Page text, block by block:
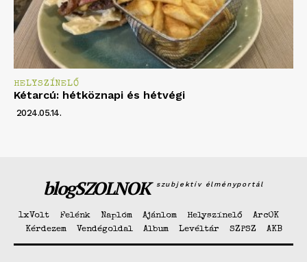
HELYSZÍNELŐ
Kétarcú: hétköznapi és hétvégi
2024.05.14.
blogSZOLNOK szubjektív élményportál
1xVolt Felénk Naplóm Ajánlom Helyszínelő
ArcOK
Kérdezem
Vendégoldal Album Levéltár SZPSZ AKB